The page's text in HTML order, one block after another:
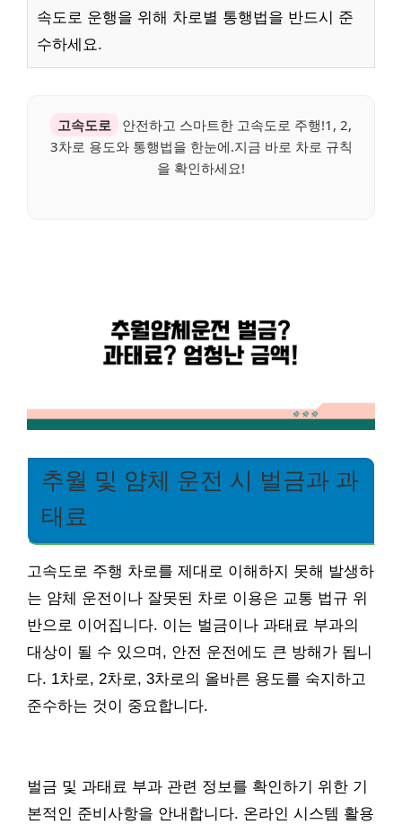
속도로 운행을 위해 차로별 통행법을 반드시 준
수하세요.
고속도로
안전하고 스마트한 고속도로 주행!1, 2,
3차로 용도와 통행법을 한눈에.지금 바로 차로 규칙
을 확인하세요!
추월 및 얌체 운전 시 벌금과 과
태료
고속도로 주행 차로를 제대로 이해하지 못해 발생하
는 얌체 운전이나 잘못된 차로 이용은 교통 법규 위
반으로 이어집니다. 이는 벌금이나 과태료 부과의
대상이 될 수 있으며, 안전 운전에도 큰 방해가 됩니
다. 1차로, 2차로, 3차로의 올바른 용도를 숙지하고
준수하는 것이 중요합니다.
벌금 및 과태료 부과 관련 정보를 확인하기 위한 기
본적인 준비사항을 안내합니다. 온라인 시스템 활용